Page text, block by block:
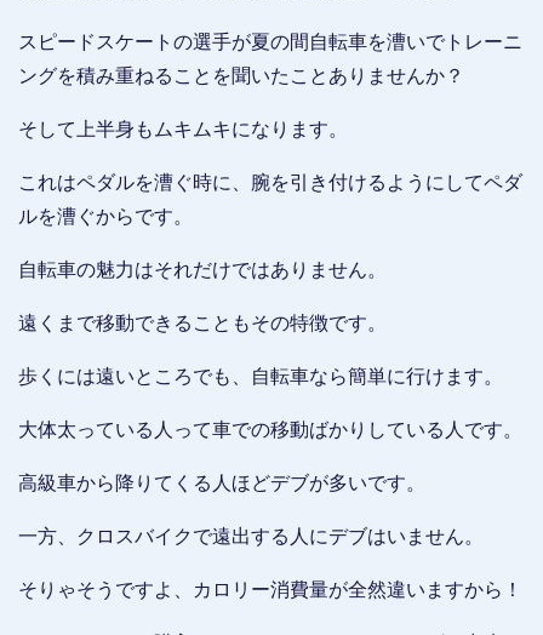
スピードスケートの選手が夏の間自転車を漕いでトレーニ
ングを積み重ねることを聞いたことありませんか？
そして上半身もムキムキになります。
これはペダルを漕ぐ時に、腕を引き付けるようにしてペダ
ルを漕ぐからです。
自転車の魅力はそれだけではありません。
遠くまで移動できることもその特徴です。
歩くには遠いところでも、自転車なら簡単に行けます。
大体太っている人って車での移動ばかりしている人です。
高級車から降りてくる人ほどデブが多いです。
一方、クロスバイクで遠出する人にデブはいません。
そりゃそうですよ、カロリー消費量が全然違いますから！